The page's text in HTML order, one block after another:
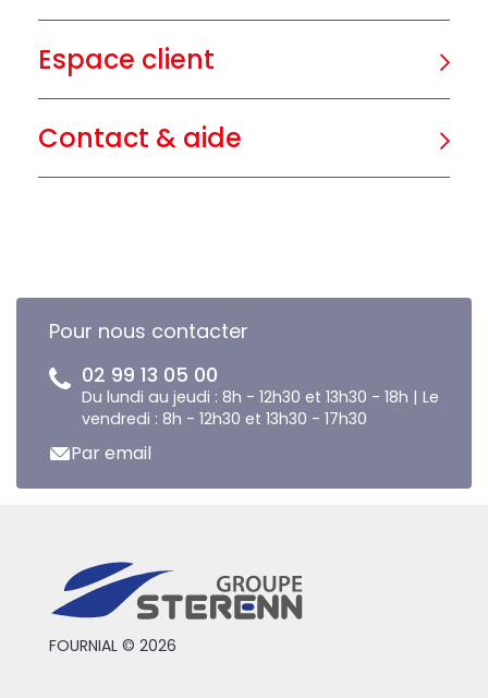
Espace client
Contact & aide
Pour nous contacter
02 99 13 05 00
Du lundi au jeudi : 8h - 12h30 et 13h30 - 18h | Le
vendredi : 8h - 12h30 et 13h30 - 17h30
Par email
FOURNIAL © 2026